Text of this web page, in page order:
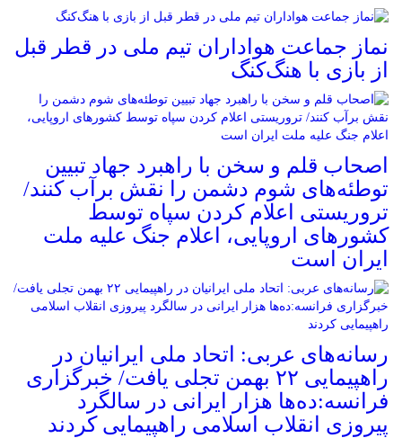
نماز جماعت هواداران تیم ملی در قطر قبل
از بازی با هنگ‌کنگ
اصحاب قلم و سخن با راهبرد جهاد تبیین
توطئه‌های شوم دشمن را نقش برآب کنند/
تروریستی اعلام کردن سپاه توسط
کشورهای اروپایی، اعلام جنگ علیه ملت
ایران است
رسانه‌های عربی: اتحاد ملی ایرانیان در
راهپیمایی ۲۲ بهمن تجلی یافت/ خبرگزاری
فرانسه:ده‌ها هزار ایرانی در سالگرد
پیروزی انقلاب اسلامی راهپیمایی کردند